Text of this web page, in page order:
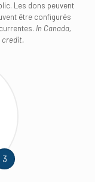
Les dons peuvent
être configurés
In Canada,
credit.
3